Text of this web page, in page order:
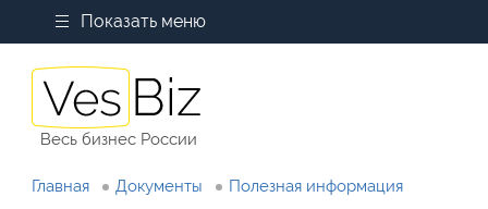
Показать меню
Весь бизнес России
Главная Документы Полезная информация